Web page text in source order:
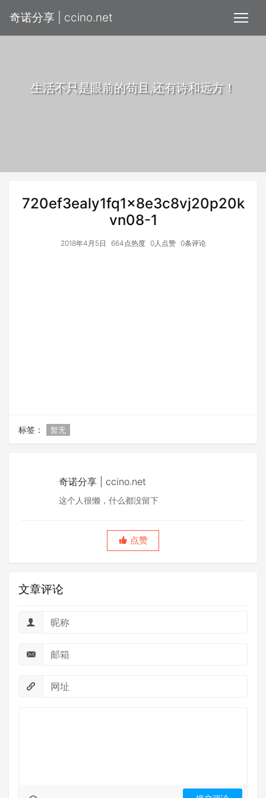
奇诺分享 | ccino.net
生活不只是眼前的苟且,还有诗和远方！
720ef3ealy1fq1x8e3c8vj20p20k
vn08-1
2018年4月5日 664点热度 0人点赞 0条评论
标签： 暂无
奇诺分享 | ccino.net
这个人很懒，什么都没留下
点赞
文章评论